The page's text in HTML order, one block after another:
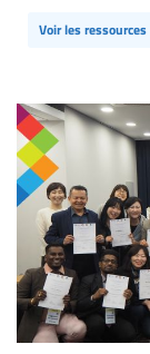
Voir les ressources